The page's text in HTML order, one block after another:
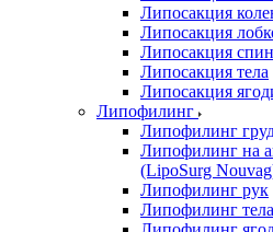
Липосакция
Липосакция
Липосакция
Липосакция тела
Липосакция
Липофилинг
Липофилинг
Липофилинг на
(LipoSurg
Липофилинг рук
Липофилинг тела